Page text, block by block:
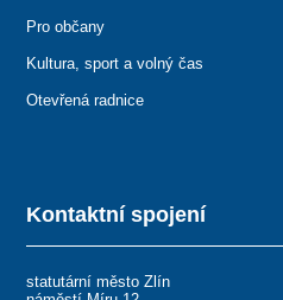
Kontaktní spojení
statutární město Zlín
Pro občany
Kultura, sport a volný čas
Otevřená radnice